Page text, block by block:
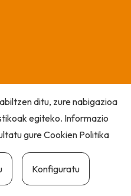
ditu, zure nabigazioa
egiteko. Informazio
gureCookien Politika
Konfiguratu